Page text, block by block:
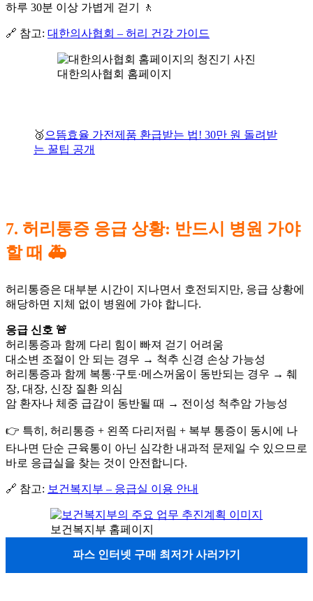
하루 30분 이상 가볍게 걷기 🚶
🔗 참고: 대한의사협회 – 허리 건강 가이드
대한의사협회 홈페이지
🥉 으뜸효율 가전제품 환급받는 법! 30만 원 돌려받
는 꿀팁 공개
7. 허리통증 응급 상황: 반드시 병원 가야
할 때 🚑
허리통증은 대부분 시간이 지나면서 호전되지만, 응급 상황에
해당하면 지체 없이 병원에 가야 합니다.
응급 신호 🚨
허리통증과 함께 다리 힘이 빠져 걷기 어려움
대소변 조절이 안 되는 경우 → 척추 신경 손상 가능성
허리통증과 함께 복통·구토·메스꺼움이 동반되는 경우 → 췌
장, 대장, 신장 질환 의심
암 환자나 체중 급감이 동반될 때 → 전이성 척추암 가능성
👉 특히, 허리통증 + 왼쪽 다리저림 + 복부 통증이 동시에 나
타나면 단순 근육통이 아닌 심각한 내과적 문제일 수 있으므로
바로 응급실을 찾는 것이 안전합니다.
🔗 참고: 보건복지부 – 응급실 이용 안내
보건복지부 홈페이지
파스 인터넷 구매 최저가 사러가기